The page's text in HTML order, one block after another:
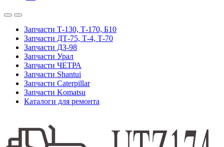
Запчасти Т-130, Т-170, Б10
Запчасти ДТ-75, Т-4, Т-70
Запчасти ДЗ-98
Запчасти Урал
Запчасти ЧЕТРА
Запчасти Shantui
Запчасти Caterpillar
Запчасти Komatsu
Каталоги для ремонта